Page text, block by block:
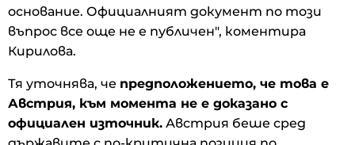
основание. Официалният документ по този
въпрос все още не е публичен", коментира
Кирилова.
Тя уточнява, че предположението, че това е
Австрия, към момента не е доказано с
официален източник. Австрия беше сред